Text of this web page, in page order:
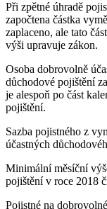
Při zpětné úhradě
započtena částka
zaplaceno, ale tato
výši upravuje zákon.
Osoba dobrovolně
důchodové pojištění
je alespoň po část
pojištění.
Sazba pojistného z
účastných
Minimální měsíční
pojištění v roce 2018
Pojistné na